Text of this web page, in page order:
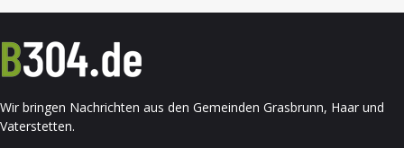
Wir bringen Nachrichten aus den Gemeinden Grasbrunn, Haar und
Vaterstetten.